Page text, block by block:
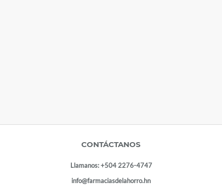
CONTÁCTANOS
Llamanos:+504 2276-4747
info@farmaciasdelahorro.hn